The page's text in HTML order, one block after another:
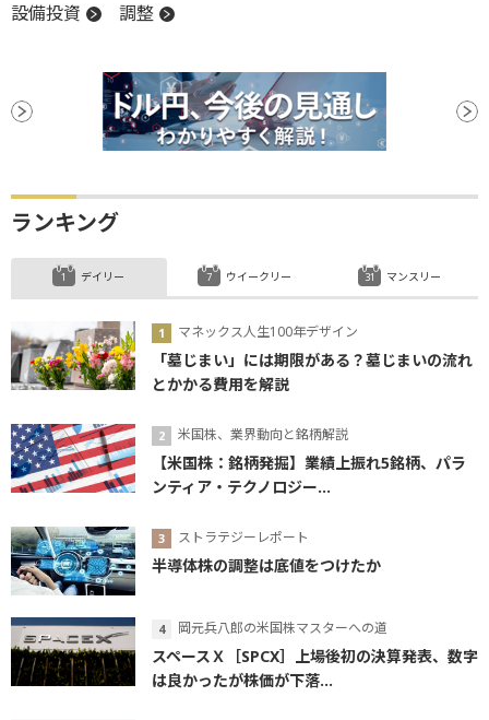
設備投資
調整
ランキング
デイリー
マネックス人生100年デザイン
「墓じまい」には期限がある？墓じまいの流れ
とかかる費用を解説
米国株、業界動向と銘柄解説
【米国株：銘柄発掘】業績上振れ5銘柄、パラ
ンティア・テクノロジー...
ストラテジーレポート
半導体株の調整は底値をつけたか
岡元兵八郎の米国株マスターへの道
スペースＸ［SPCX］上場後初の決算発表、数字
は良かったが株価が下落...
ウイークリー マンスリー